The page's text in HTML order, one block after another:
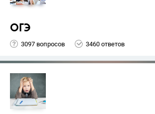
ОГЭ
3097 вопросов 3460 ответов